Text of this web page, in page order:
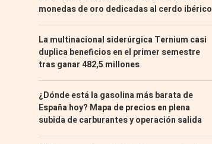
monedas de oro dedicadas al cerdo ibérico
La multinacional siderúrgica Ternium casi
duplica beneficios en el primer semestre
tras ganar 482,5 millones
¿Dónde está la gasolina más barata de
España hoy? Mapa de precios en plena
subida de carburantes y operación salida